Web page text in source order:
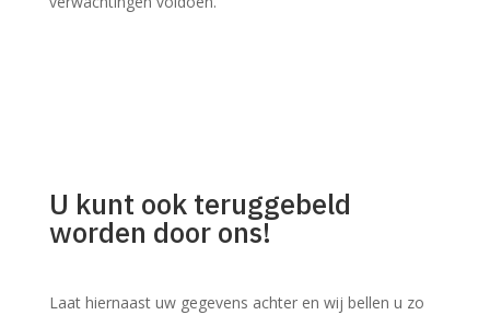
U kunt ook teruggebeld
worden door ons!
Laat hiernaast uw gegevens achter en wij bellen u zo